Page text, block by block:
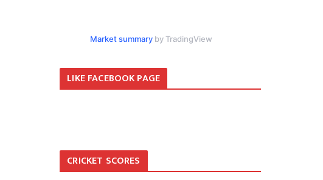
Market summaryby TradingView
LIKE FACEBOOK PAGE
CRICKET SCORES